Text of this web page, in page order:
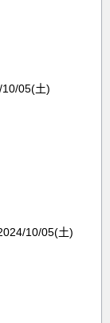
05(土)
10/05(土)